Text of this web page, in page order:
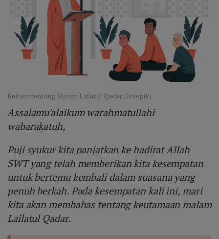
Kultum tentang Malam Lailatul Qadar (Freepik)
Assalamu'alaikum warahmatullahi
wabarakatuh,
Puji syukur kita panjatkan ke hadirat Allah
SWT yang telah memberikan kita kesempatan
untuk bertemu kembali dalam suasana yang
penuh berkah. Pada kesempatan kali ini, mari
kita akan membahas tentang keutamaan malam
Lailatul Qadar.